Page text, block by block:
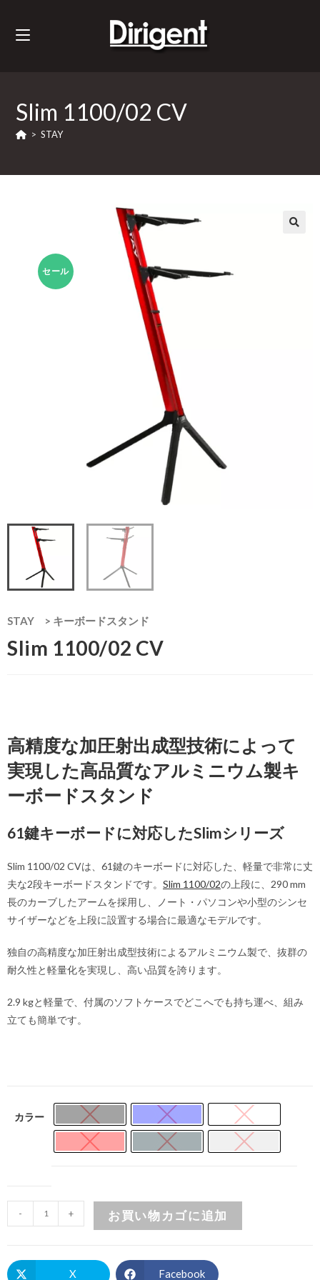
Slim 1100/02 CV
> STAY
セール
STAY > キーボードスタンド
Slim 1100/02 CV
高精度な加圧射出成型技術によって
実現した高品質なアルミニウム製キ
ーボードスタンド
61鍵キーボードに対応したSlimシリーズ
Slim 1100/02 CVは、61鍵のキーボードに対応した、軽量で非常に丈
夫な2段キーボードスタンドです。 Slim 1100/02の上段に、290 mm
長のカーブしたアームを採用し、ノート・パソコンや小型のシンセ
サイザーなどを上段に設置する場合に最適なモデルです。
独自の高精度な加圧射出成型技術によるアルミニウム製で、抜群の
耐久性と軽量化を実現し、高い品質を誇ります。
2.9 kgと軽量で、付属のソフトケースでどこへでも持ち運べ、組み
立ても簡単です。
カラー
- + お買い物カゴに追加
X Facebook